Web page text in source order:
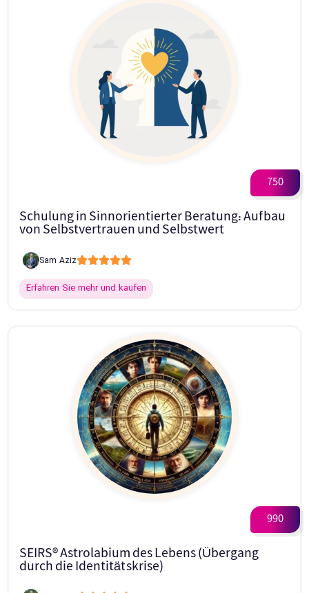
Schulung in Sinnorientierter Beratung: Aufbau
von Selbstvertrauen und Selbstwert
Sam Aziz
Erfahren Sie mehr und kaufen
750
SEIRS® Astrolabium des Lebens (Übergang
durch die Identitätskrise)
990